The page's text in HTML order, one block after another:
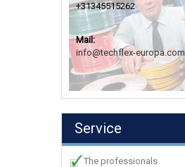
+31345515262
Mail:
info@techflex-europa.com
Service
The professionals